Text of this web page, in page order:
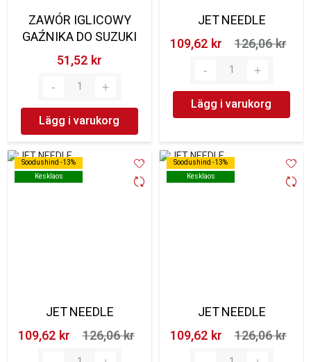
ZAWÓR IGLICOWY
GAŹNIKA DO SUZUKI
51,52 kr‎
Lägg i varukorg
JET NEEDLE
109,62 kr‎
126,06 kr‎
Lägg i varukorg
Soodushind -13%
Kesklaos
Soodushind -13%
Kesklaos
JET NEEDLE
109,62 kr‎
126,06 kr‎
Soodushind -13%
Kesklaos
Soodushind -13%
Kesklaos
JET NEEDLE
109,62 kr‎
126,06 kr‎